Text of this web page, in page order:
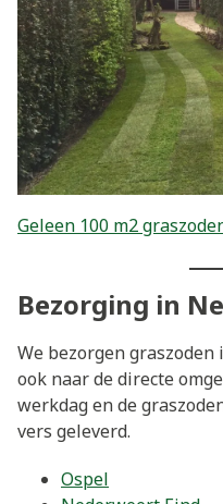
Geleen 100 m2
Bezorging in
We bezorgen
ook naar de directe
werkdag en de
vers geleverd.
Ospel